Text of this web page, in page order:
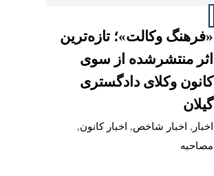
«فرهنگ وکالت»؛ تازه‌ترین
اثر منتشرشده از سوی
کانون وکلای دادگستری
گیلان
اخبار , اخبار شاخص, اخبار کانون,
مصاحبه